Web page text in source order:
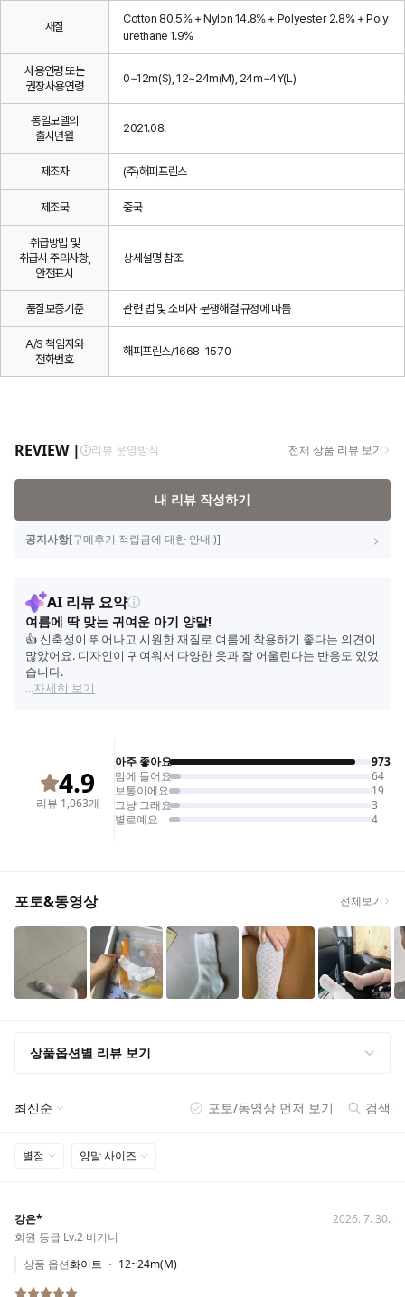
재질
Cotton 80.5% + Nylon 14.8% + Polyester 2.8% + Poly
urethane 1.9%
사용연령 또는
권장사용연령
0~12m(S), 12~24m(M), 24m~4Y(L)
동일모델의
출시년월
2021.08.
제조자 (주)해피프린스
제조국 중국
취급방법 및
취급시 주의사항,
안전표시
상세설명 참조
품질보증기준 관련 법 및 소비자 분쟁해결 규정에 따름
A/S 책임자와
전화번호
해피프린스/1668-1570